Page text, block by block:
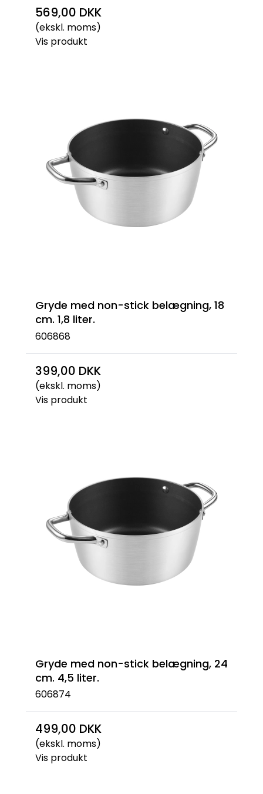
569,00 DKK
(ekskl. moms)
Vis produkt
Gryde med non-stick belægning, 18
cm. 1,8 liter.
606868
399,00 DKK
(ekskl. moms)
Vis produkt
Gryde med non-stick belægning, 24
cm. 4,5 liter.
606874
499,00 DKK
(ekskl. moms)
Vis produkt